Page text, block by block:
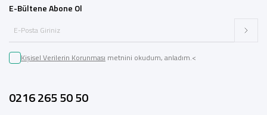
E-Bültene Abone Ol
Kişisel Verilerin Korunması metnini okudum, anladım.<
0216 265 50 50